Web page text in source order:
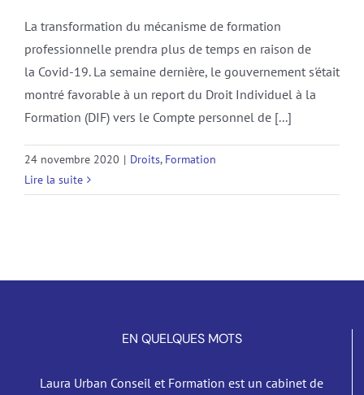
La transformation du mécanisme de formation
professionnelle prendra plus de temps en raison de
la Covid-19. La semaine dernière, le gouvernement s'était
montré favorable à un report du Droit Individuel à la
Formation (DIF) vers le Compte personnel de [...]
24 novembre 2020 | Droits, Formation
Lire la suite
EN QUELQUES MOTS
Laura Urban Conseil et Formation est un cabinet de